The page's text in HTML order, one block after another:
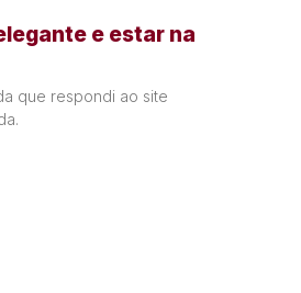
e estar na
que respondi ao site